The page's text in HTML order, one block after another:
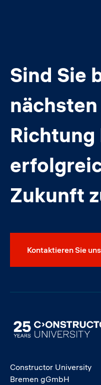
Sind Sie
Zukunft
Kontaktieren Sie uns
Image
Constructor University
Bremen gGmbH